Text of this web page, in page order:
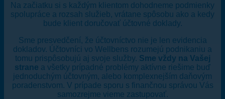
Na začiatku si s každým klientom dohodneme podmienky
spolupráce a rozsah služieb, vrátane spôsobu ako a kedy
bude klient doručovať účtovné doklady.
Sme presvedčení, že účtovníctvo nie je len evidencia
dokladov. Účtovníci vo Wellbens rozumejú podnikaniu a
tomu prispôsobujú aj svoje služby. Sme vždy na Vašej
strane a všetky prípadné problémy aktívne riešime buď
jednoduchým účtovným, alebo komplexnejším daňovým
poradenstvom. V prípade sporu s finančnou správou Vás
samozrejme vieme zastupovať.